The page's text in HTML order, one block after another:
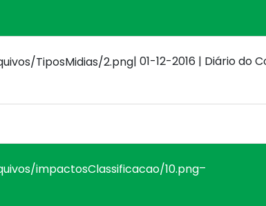
| 01-12-2016 | Diário do
–